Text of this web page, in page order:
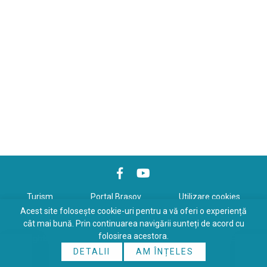
Turism Portal Braşov Utilizare cookies
Politică de confidenţialitate
Copyrights © 2026 All Rights Reserved. Powered by
Online
Acest site folosește cookie-uri pentru a vă oferi o experiență
cât mai bună. Prin continuarea navigării sunteți de acord cu
folosirea acestora.
DETALII
AM ÎNȚELES